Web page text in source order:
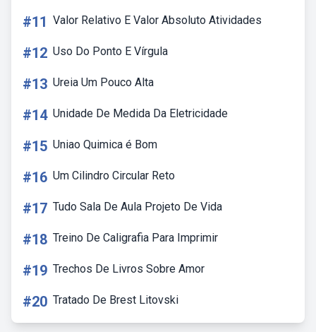
#11 Valor Relativo E Valor Absoluto Atividades
#12 Uso Do Ponto E Vírgula
#13 Ureia Um Pouco Alta
#14 Unidade De Medida Da Eletricidade
#15 Uniao Quimica é Bom
#16 Um Cilindro Circular Reto
#17 Tudo Sala De Aula Projeto De Vida
#18 Treino De Caligrafia Para Imprimir
#19 Trechos De Livros Sobre Amor
#20 Tratado De Brest Litovski